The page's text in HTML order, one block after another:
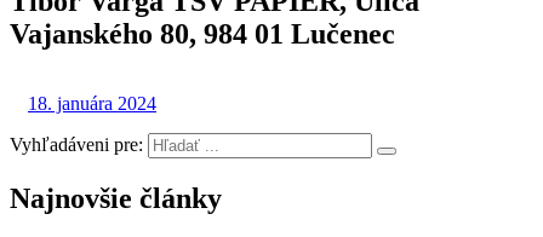
Vajanského 80, 984 01 Lučenec
18. januára 2024
Vyhľadáveni pre:
Najnovšie články